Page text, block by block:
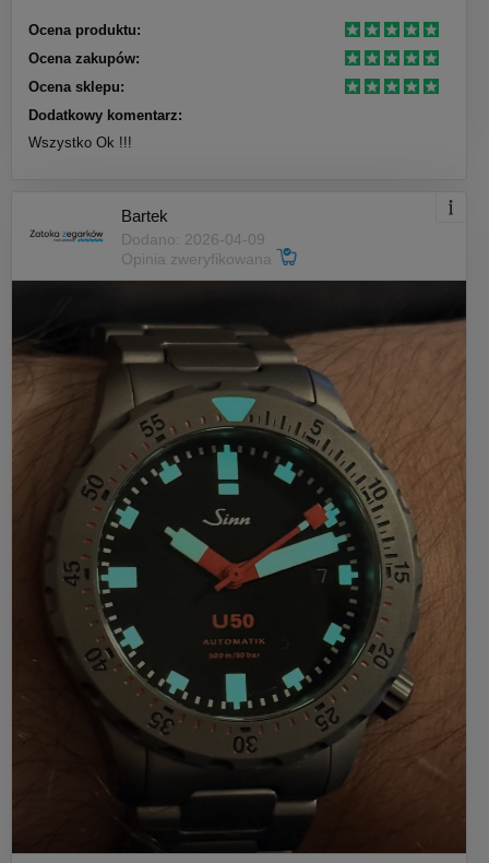
Ocena produktu:
Ocena zakupów:
Ocena sklepu:
Dodatkowy komentarz:
Wszystko Ok !!!
Bartek
Dodano: 2026-04-09
Opinia zweryfikowana